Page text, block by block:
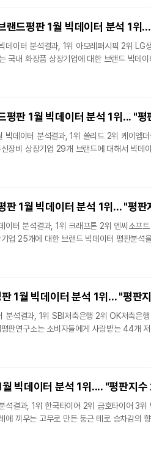
데이터 분석을 통해서 만들어진 지표이다. 브
이터 분석결과, 1위 아모레퍼시픽 2위 LG
빅데이터 23,591,316개와 비교하면
있다. 2025년 대한민국 화장품 시장 규모
데이터 분석결과, 1위 쏠리드 2위 케이엠
브랜드 평판을 분석했다. 지난 12월 통신
치, 소셜가치, 시장가치, 재무가치로 나누게
터 분석결과, 1위 크래프톤 2위 엔씨소프
교하면 7.75% 줄어들었다. 브랜드에 대한 평판은
통지수, 커뮤니티지수, 사회공헌지수, 시장
석결과, 1위 SBI저축은행 2위 OK저축은행
했다. 지난 12월 저축은행 브랜드평판 빅데이
장가치, 재무가치로 나누게 된다. 저축은행 브
빅데이터 분석 1위.... "평판지
결과, 1위 한국타이어 2위 금호타이어 3위
확인할 수 있어 필수 일상정비 1순위로 불린